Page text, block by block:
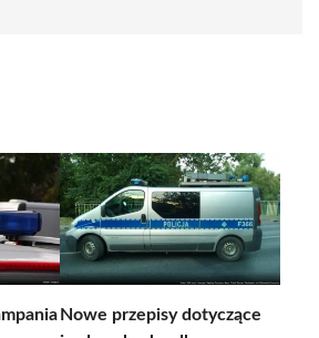
Nowe przepisy dotyczące